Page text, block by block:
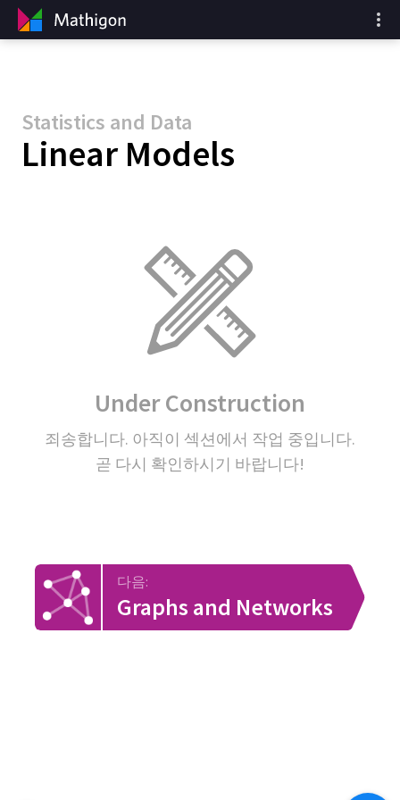
Statistics and Data
Linear Models
Under Construction
죄송합니다. 아직이 섹션에서 작업 중입니다.
곧 다시 확인하시기 바랍니다!
다음:
Graphs and Networks